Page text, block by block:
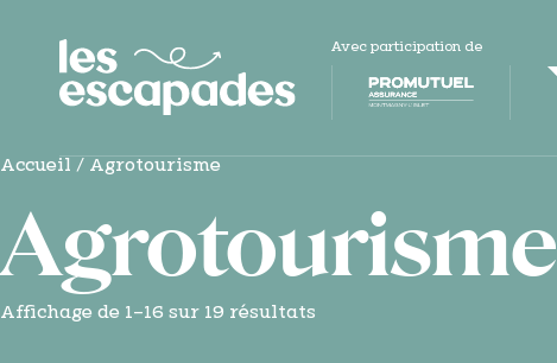
Avec participation de
Accueil / Agrotourisme
Agrotourisme
Affichage de 1–16 sur 19 résultats